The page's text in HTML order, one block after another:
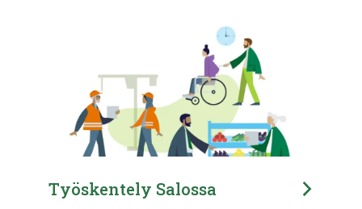
Työskentely Salossa